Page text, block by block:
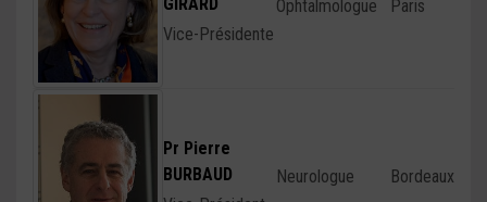
Vice-Présidente
Ophtalmologue Paris
Pr Pierre
BURBAUD
Neurologue Bordeaux